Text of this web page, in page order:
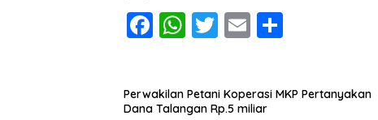
F
ac
b
W
h
s
T
w
er
E
m
l e
Perwakilan Petani Koperasi MKP Pertanyakan
Dana Talangan Rp.5 miliar